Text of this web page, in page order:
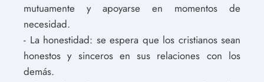
mutuamente y apoyarse en momentos de
necesidad.
- La honestidad: se espera que los cristianos sean
honestos y sinceros en sus relaciones con los
demás.